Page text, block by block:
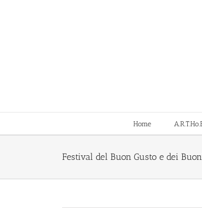
Home
Festival del Buon Gusto e dei